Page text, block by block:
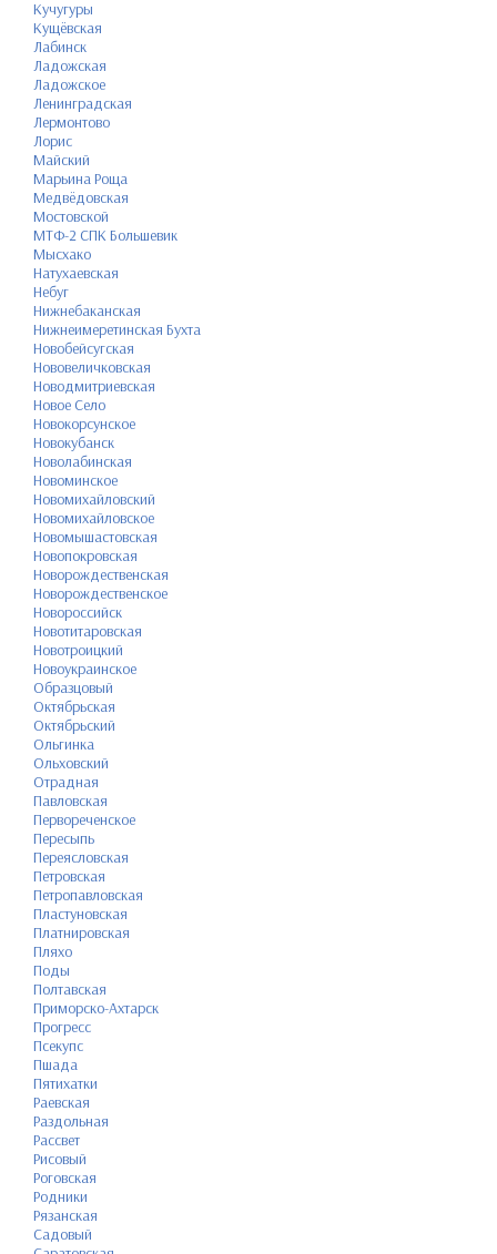
Кучугуры
Кущёвская
Лабинск
Ладожская
Ладожское
Ленинградская
Лермонтово
Лорис
Майский
Марьина Роща
Медвёдовская
Мостовской
МТФ-2 СПК Большевик
Мысхако
Натухаевская
Небуг
Нижнебаканская
Нижнеимеретинская Бухта
Новобейсугская
Нововеличковская
Новодмитриевская
Новое Село
Новокорсунское
Новокубанск
Новолабинская
Новоминское
Новомихайловский
Новомихайловское
Новомышастовская
Новопокровская
Новорождественская
Новорождественское
Новороссийск
Новотитаровская
Новотроицкий
Новоукраинское
Образцовый
Октябрьская
Октябрьский
Ольгинка
Ольховский
Отрадная
Павловская
Первореченское
Пересыпь
Переясловская
Петровская
Петропавловская
Пластуновская
Платнировская
Пляхо
Поды
Полтавская
Приморско-Ахтарск
Прогресс
Псекупс
Пшада
Пятихатки
Раевская
Раздольная
Рассвет
Рисовый
Роговская
Родники
Рязанская
Садовый